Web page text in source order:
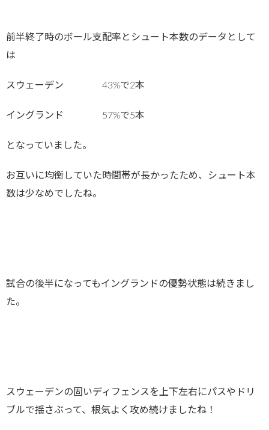
前半終了時のボール支配率とシュート本数のデータとして
は
スウェーデン 43%で2本
イングランド 57%で5本
となっていました。
お互いに均衡していた時間帯が長かったため、シュート本
数は少なめでしたね。
試合の後半になってもイングランドの優勢状態は続きまし
た。
スウェーデンの固いディフェンスを上下左右にパスやドリ
ブルで揺さぶって、根気よく攻め続けましたね！